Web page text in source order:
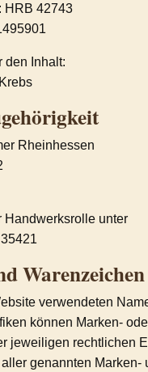
HRB 42743
den Inhalt:
Rheinhessen
Handwerksrolle unter
Warenzeichen
verwendeten
können Marken-
jeweiligen rechtlichen
genannten Marken-